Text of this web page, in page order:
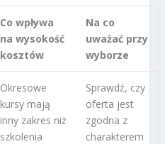
Co wpływa
na wysokość
kosztów
Na co
uważać przy
wyborze
Okresowe
kursy mają
inny zakres niż
szkolenia
Sprawdź, czy
oferta jest
zgodna z
charakterem